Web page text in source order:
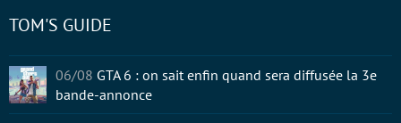
TOM'S GUIDE
06/08 GTA 6 : on sait enfin quand sera diffusée la 3e
bande-annonce